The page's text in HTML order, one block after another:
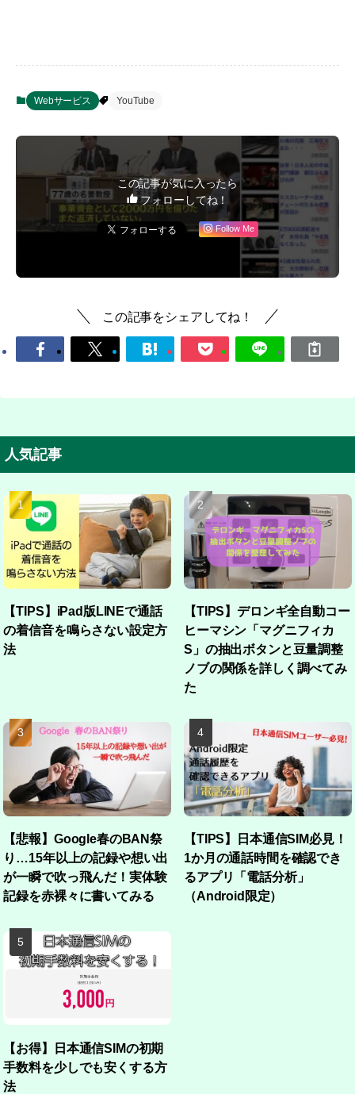
Webサービス YouTube
この記事が気に入ったら
フォローしてね！
Follow Me
この記事をシェアしてね！
人気記事
【TIPS】iPad版LINEで通話
の着信音を鳴らさない設定方
法
【TIPS】デロンギ全自動コー
ヒーマシン「マグニフィカ
S」の抽出ボタンと豆量調整
ノブの関係を詳しく調べてみ
た
【悲報】Google春のBAN祭
り…15年以上の記録や想い出
が一瞬で吹っ飛んだ！実体験
記録を赤裸々に書いてみる
【TIPS】日本通信SIM必見！
1か月の通話時間を確認でき
るアプリ「電話分析」
（Android限定）
【お得】日本通信SIMの初期
手数料を少しでも安くする方
法